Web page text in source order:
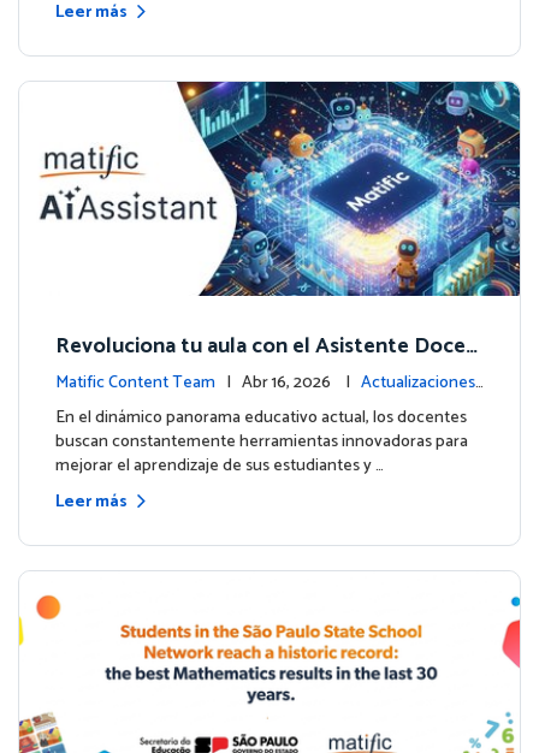
Leer más
Revoluciona tu aula con el Asistente Docen
te impulsado por IA de Matific
Matific Content Team | Abr 16, 2026 | Actualizaciones
de la plataforma
En el dinámico panorama educativo actual, los docentes
buscan constantemente herramientas innovadoras para
mejorar el aprendizaje de sus estudiantes y …
Leer más